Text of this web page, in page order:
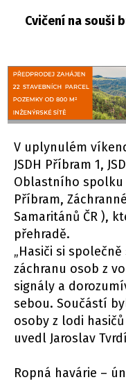
Cvičení na souši
V uplynulém
JSDH Příbram 1,
Oblastního spolku
Příbram,
Samaritánů ČR ),
přehradě.
„Hasiči si
záchranu osob z
signály a
sebou. Součástí
osoby z lodi
uvedl Jaroslav
Ropná havárie –